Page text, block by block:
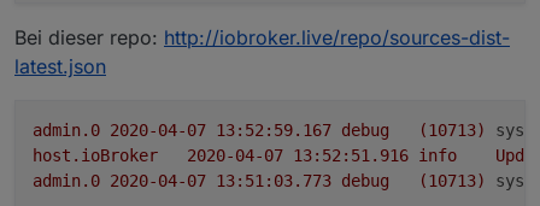
Bei dieser repo: http://iobroker.live/repo/sources-dist-
latest.json
admin.0 debug (10713)
host.ioBroker
info
admin.0
debug (10713)